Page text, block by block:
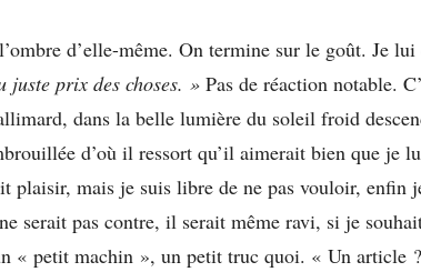
d’elle-même. On termine sur le goût. Je
juste prix des choses. » Pas de réaction notable.
dans la belle lumière du soleil froid
d’où il ressort qu’il aimerait bien que je
plaisir, mais je suis libre de ne pas vouloir, enfin
serait pas contre, il serait même ravi, si je
« petit machin », un petit truc quoi. « Un article